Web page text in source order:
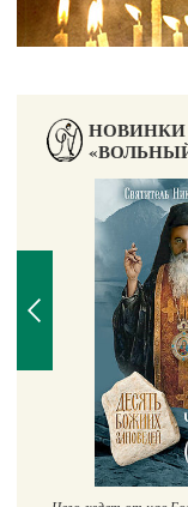
НОВИНКИ